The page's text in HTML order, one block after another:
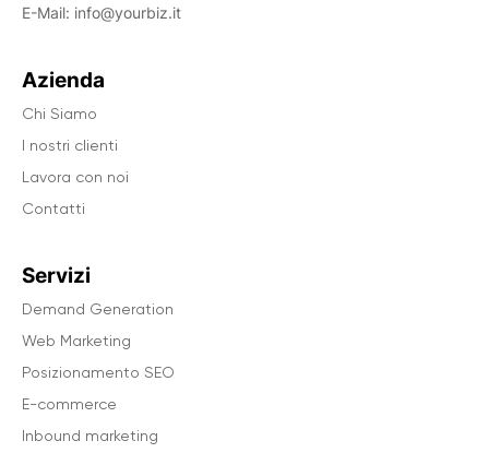
E-Mail: info@yourbiz.it
Azienda
Chi Siamo
I nostri clienti
Lavora con noi
Contatti
Servizi
Demand Generation
Web Marketing
Posizionamento SEO
E-commerce
Inbound marketing